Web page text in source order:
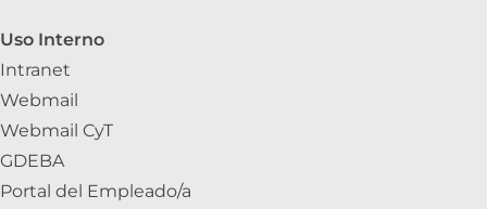
Uso Interno
Intranet
Webmail
Webmail CyT
GDEBA
Portal del Empleado/a